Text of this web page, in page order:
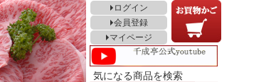
ログイン
会員登録
マイページ
気になる商品を検索